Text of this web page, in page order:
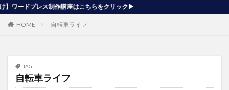
座はこちらをクリック▶
HOME 自転車ライフ
TAG
自転車ライフ